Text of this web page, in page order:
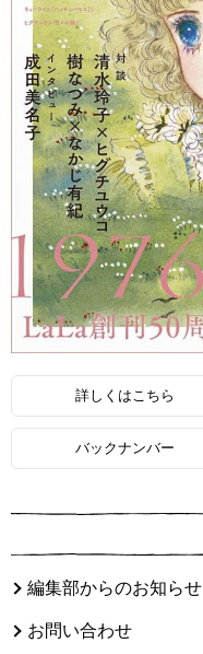
詳しくはこちら
バックナンバー
編集部からのお知らせ
お問い合わせ